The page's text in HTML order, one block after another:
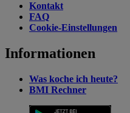
Kontakt
FAQ
Cookie-Einstellungen
Informationen
Was koche ich heute?
BMI Rechner